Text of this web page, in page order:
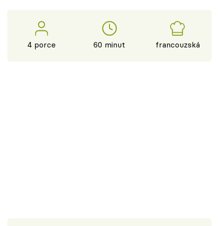
Sledujte nás
4 porce 60 minut francouzská